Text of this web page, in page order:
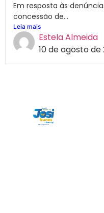
Em resposta às
concessão de...
Leia mais
Estela Almeida
10 de agosto de